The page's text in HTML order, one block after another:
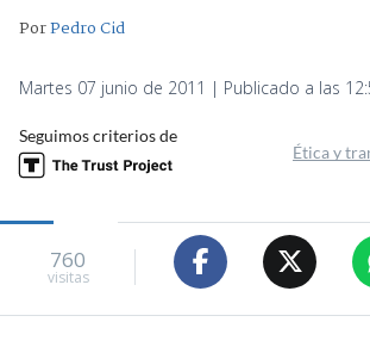
PorPedro Cid
Martes 07 junio de 2011 | Publicado a las
Seguimos criterios de
Ética y
760
visitas